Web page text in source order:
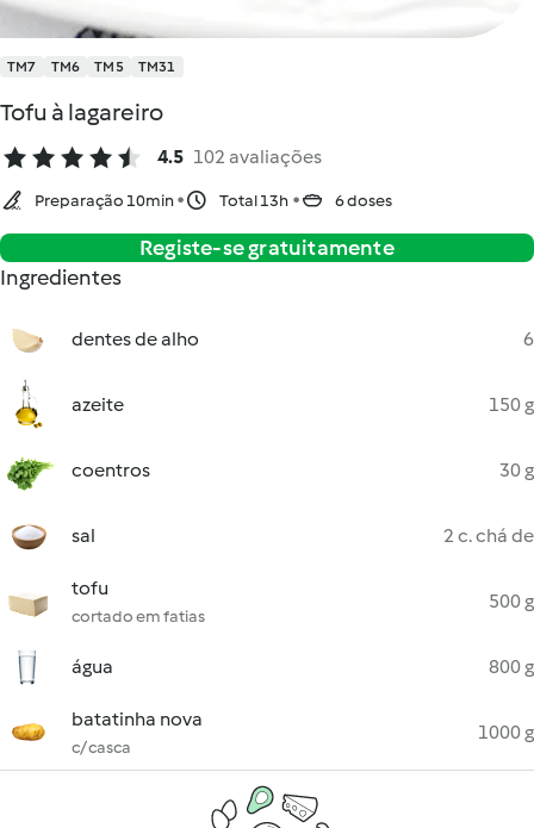
TM7 TM6 TM5 TM31
Tofu à lagareiro
4.5 102 avaliações
Preparação 10min Total 13h 6 doses
Registe-se gratuitamente
Ingredientes
dentes de alho 6
azeite 150 g
coentros 30 g
sal 2 c. chá de
tofu
cortado em fatias
500 g
água 800 g
batatinha nova
c/ casca
1000 g